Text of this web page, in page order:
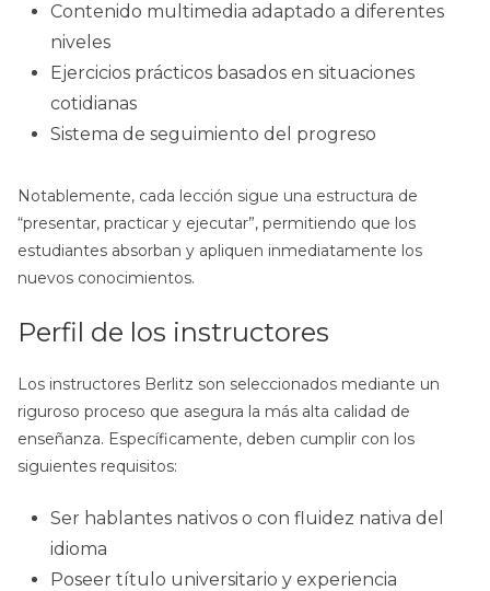
Contenido multimedia adaptado a diferentes
niveles
Ejercicios prácticos basados en situaciones
cotidianas
Sistema de seguimiento del progreso
Notablemente, cada lección sigue una estructura de
“presentar, practicar y ejecutar”, permitiendo que los
estudiantes absorban y apliquen inmediatamente los
nuevos conocimientos.
Perfil de los instructores
Los instructores Berlitz son seleccionados mediante un
riguroso proceso que asegura la más alta calidad de
enseñanza. Específicamente, deben cumplir con los
siguientes requisitos:
Ser hablantes nativos o con fluidez nativa del
idioma
Poseer título universitario y experiencia